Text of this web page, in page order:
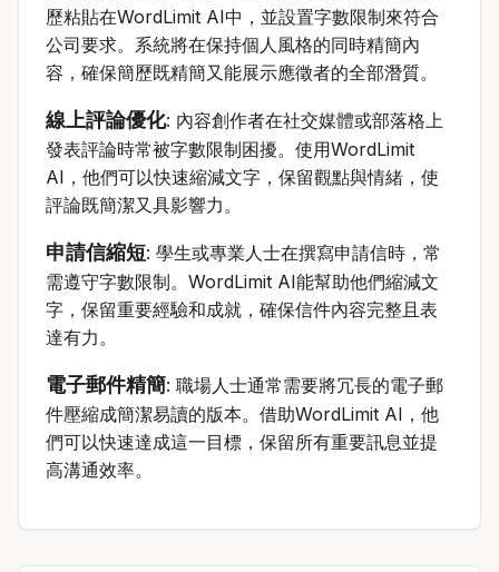
歷粘貼在WordLimit AI中，並設置字數限制來符合
公司要求。系統將在保持個人風格的同時精簡內
容，確保簡歷既精簡又能展示應徵者的全部潛質。
線上評論優化: 內容創作者在社交媒體或部落格上
發表評論時常被字數限制困擾。使用WordLimit
AI，他們可以快速縮減文字，保留觀點與情緒，使
評論既簡潔又具影響力。
申請信縮短: 學生或專業人士在撰寫申請信時，常
需遵守字數限制。WordLimit AI能幫助他們縮減文
字，保留重要經驗和成就，確保信件內容完整且表
達有力。
電子郵件精簡: 職場人士通常需要將冗長的電子郵
件壓縮成簡潔易讀的版本。借助WordLimit AI，他
們可以快速達成這一目標，保留所有重要訊息並提
高溝通效率。